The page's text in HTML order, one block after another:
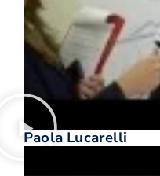
Paola Lucarelli